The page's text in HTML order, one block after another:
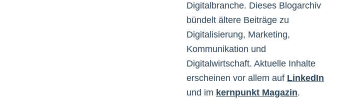
Digitalbranche. Dieses Blogarchiv
bündelt ältere Beiträge zu
Digitalisierung, Marketing,
Kommunikation und
Digitalwirtschaft. Aktuelle Inhalte
erscheinen vor allem auf LinkedIn
und im kernpunkt Magazin.